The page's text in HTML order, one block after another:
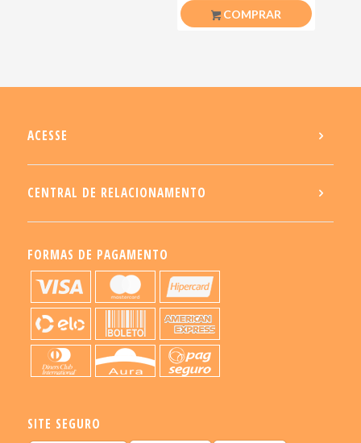
COMPRAR
ACESSE
CENTRAL DE RELACIONAMENTO
FORMAS DE PAGAMENTO
SITE SEGURO